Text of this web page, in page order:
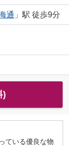
通 」駅 徒歩9分
)
ている優良な物